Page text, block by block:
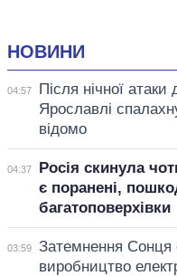
НОВИНИ
04:57
Після нічної атаки
Ярославлі
відомо
04:37
Росія скинула
є поранені,
багатоповерхівки
03:59
Затемнення Сонця
виробництво